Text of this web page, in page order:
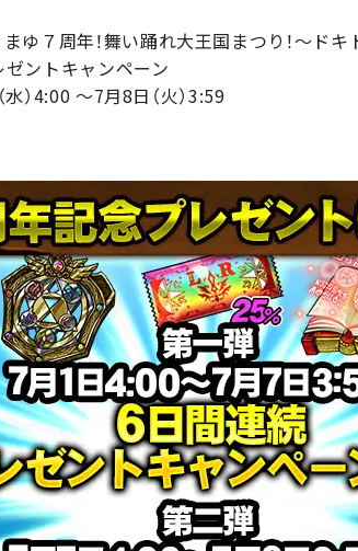
ゆ７周年！舞い踊れ大王国まつり！〜ド
ントキャンペーン
）4:00 ～7月8日（火）3:59